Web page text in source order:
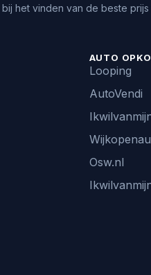
het vinden van de beste
AUTO
Looping
AutoVendi
Osw.nl